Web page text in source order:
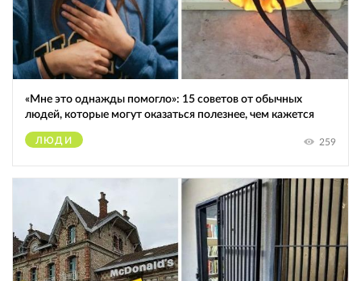
«Мне это однажды помогло»: 15 советов от обычных
людей, которые могут оказаться полезнее, чем кажется
ЛЮДИ 259